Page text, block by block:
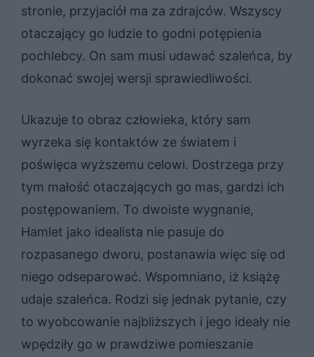
stronie, przyjaciół ma za zdrajców. Wszyscy
otaczający go ludzie to godni potępienia
pochlebcy. On sam musi udawać szaleńca, by
dokonać swojej wersji sprawiedliwości.
Ukazuje to obraz człowieka, który sam
wyrzeka się kontaktów ze światem i
poświęca wyższemu celowi. Dostrzega przy
tym małość otaczających go mas, gardzi ich
postępowaniem. To dwoiste wygnanie,
Hamlet jako idealista nie pasuje do
rozpasanego dworu, postanawia więc się od
niego odseparować. Wspomniano, iż książę
udaje szaleńca. Rodzi się jednak pytanie, czy
to wyobcowanie najbliższych i jego ideały nie
wpędziły go w prawdziwe pomieszanie